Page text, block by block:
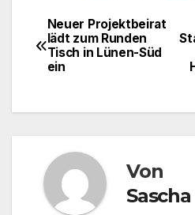
Neuer Projektbeirat
lädt zum Runden
Tisch in Lünen-Süd
ein
Von